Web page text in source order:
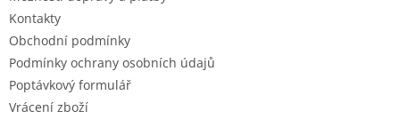
Kontakty
Obchodní podmínky
Podmínky ochrany osobních údajů
Poptávkový formulář
Vrácení zboží